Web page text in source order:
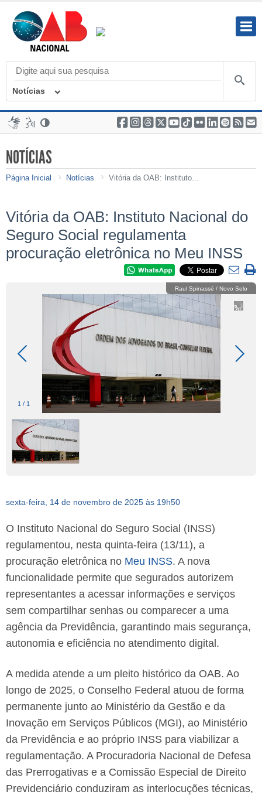
Notícias
NOTÍCIAS
Página Inicial Notícias Vitória da OAB: Instituto...
Vitória da OAB: Instituto Nacional do
Seguro Social regulamenta
procuração eletrônica no Meu INSS
1 / 1
Raul Spinassé / Novo Selo
sexta-feira, 14 de novembro de 2025 às 19h50
O Instituto Nacional do Seguro Social (INSS)
regulamentou, nesta quinta-feira (13/11), a
procuração eletrônica no Meu INSS. A nova
funcionalidade permite que segurados autorizem
representantes a acessar informações e serviços
sem compartilhar senhas ou comparecer a uma
agência da Previdência, garantindo mais segurança,
autonomia e eficiência no atendimento digital.
A medida atende a um pleito histórico da OAB. Ao
longo de 2025, o Conselho Federal atuou de forma
permanente junto ao Ministério da Gestão e da
Inovação em Serviços Públicos (MGI), ao Ministério
da Previdência e ao próprio INSS para viabilizar a
regulamentação. A Procuradoria Nacional de Defesa
das Prerrogativas e a Comissão Especial de Direito
Previdenciário conduziram as interlocuções técnicas,